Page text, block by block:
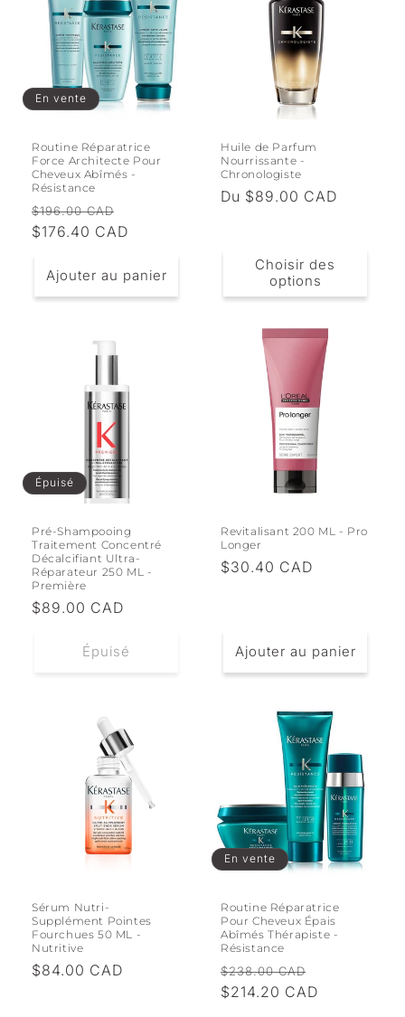
En vente
Routine Réparatrice
Force Architecte Pour
Cheveux Abîmés -
Résistance
Prix
habituel
$196.00 CAD
promotionnel
$176.40 CAD
Ajouter au panier
Huile de Parfum
Nourrissante -
Chronologiste
Prix
Du $89.00 CAD
Choisir des
options
Épuisé
Pré-Shampooing
Traitement Concentré
Décalcifiant Ultra-
Réparateur 250 ML -
Première
Prix
$89.00 CAD
Épuisé
Revitalisant 200 ML - Pro
Longer
Prix
$30.40 CAD
Ajouter au panier
Sérum Nutri-
Supplément Pointes
Fourchues 50 ML -
Nutritive
Prix
$84.00 CAD
En vente
Routine Réparatrice
Pour Cheveux Épais
Abîmés Thérapiste -
Résistance
Prix
habituel
$238.00 CAD
$214.20 CAD